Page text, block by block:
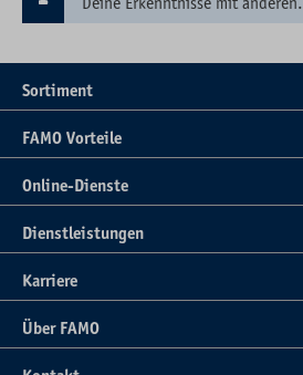
Sortiment
FAMO Vorteile
Online-Dienste
Dienstleistungen
Karriere
Über FAMO